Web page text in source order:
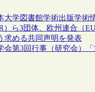
大学図書館学術出版学術
）ら3団体、欧州連合（
求める共同声明を発表
会第3回行事（研究会）